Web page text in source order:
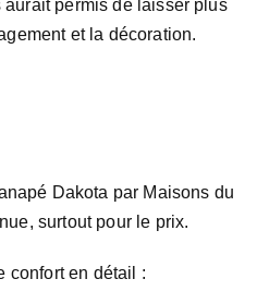
permis de laisser plus
et la décoration.
Dakota par Maisons du
surtout pour le prix.
confort en détail :